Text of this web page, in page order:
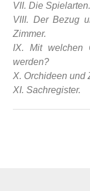
VII. Die Spielarten.
VIII. Der Bezug
Zimmer.
IX. Mit welchen
werden?
X. Orchideen und
XI. Sachregister.